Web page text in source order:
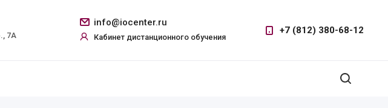
info@iocenter.ru
Кабинет дистанционного обучения
+7 (812) 380-68-12
7А